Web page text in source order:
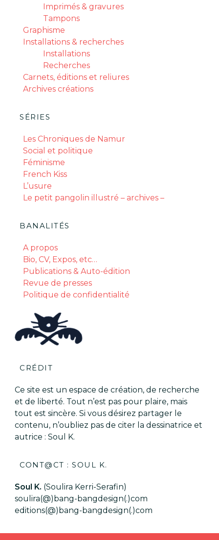
Imprimés & gravures
Tampons
Graphisme
Installations & recherches
Installations
Recherches
Carnets, éditions et reliures
Archives créations
SÉRIES
Les Chroniques de Namur
Social et politique
Féminisme
French Kiss
L’usure
Le petit pangolin illustré – archives –
BANALITÉS
A propos
Bio, CV, Expos, etc…
Publications & Auto-édition
Revue de presses
Politique de confidentialité
CRÉDIT
Ce site est un espace de création, de recherche
et de liberté. Tout n’est pas pour plaire, mais
tout est sincère. Si vous désirez partager le
contenu, n’oubliez pas de citer la dessinatrice et
autrice : Soul K.
CONT@CT : SOUL K.
Soul K. (Soulira Kerri-Serafin)
soulira(@)bang-bangdesign(.)com
editions(@)bang-bangdesign(.)com